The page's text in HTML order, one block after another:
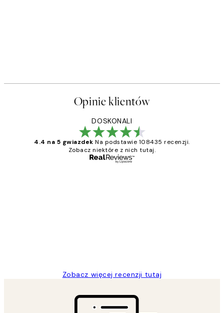
Opinie klientów
DOSKONALI
4.4 na 5 gwiazdek Na podstawie 108435 recenzji.
Zobacz niektóre z nich tutaj.
Zobacz więcej recenzji tutaj